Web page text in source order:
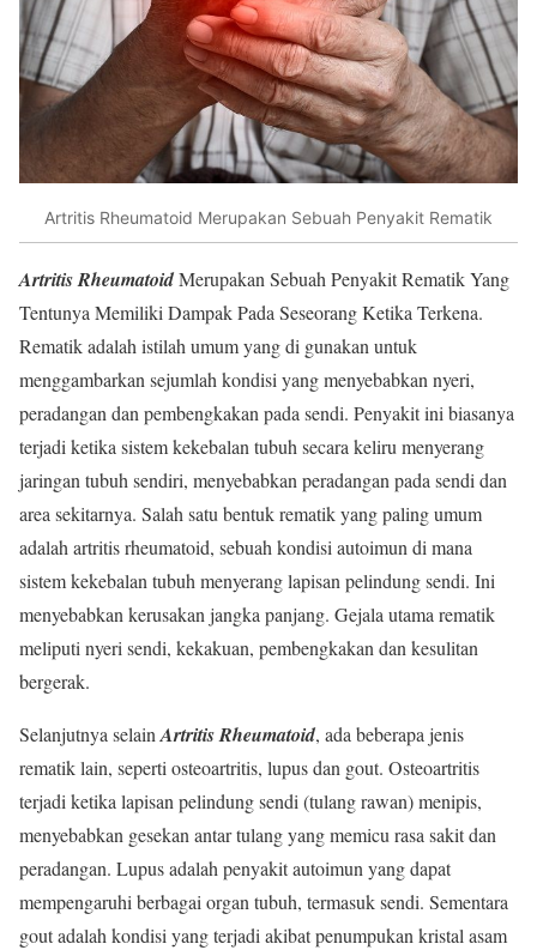
Artritis Rheumatoid Merupakan Sebuah Penyakit Rematik
Artritis RheumatoidMerupakan Sebuah Penyakit Rematik Yang
Tentunya Memiliki Dampak Pada Seseorang Ketika Terkena.
Rematik adalah istilah umum yang di gunakan untuk
menggambarkan sejumlah kondisi yang menyebabkan nyeri,
peradangan dan pembengkakan pada sendi. Penyakit ini biasanya
terjadi ketika sistem kekebalan tubuh secara keliru menyerang
jaringan tubuh sendiri, menyebabkan peradangan pada sendi dan
area sekitarnya. Salah satu bentuk rematik yang paling umum
adalah artritis rheumatoid, sebuah kondisi autoimun di mana
sistem kekebalan tubuh menyerang lapisan pelindung sendi. Ini
menyebabkan kerusakan jangka panjang. Gejala utama rematik
meliputi nyeri sendi, kekakuan, pembengkakan dan kesulitan
bergerak.
Selanjutnya selain Artritis Rheumatoid, ada beberapa jenis
rematik lain, seperti osteoartritis, lupus dan gout. Osteoartritis
terjadi ketika lapisan pelindung sendi (tulang rawan) menipis,
menyebabkan gesekan antar tulang yang memicu rasa sakit dan
peradangan. Lupus adalah penyakit autoimun yang dapat
mempengaruhi berbagai organ tubuh, termasuk sendi. Sementara
gout adalah kondisi yang terjadi akibat penumpukan kristal asam